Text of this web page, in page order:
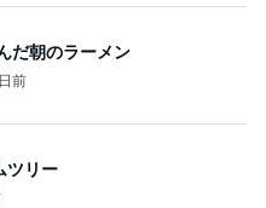
だ朝のラーメン
前
ツリー